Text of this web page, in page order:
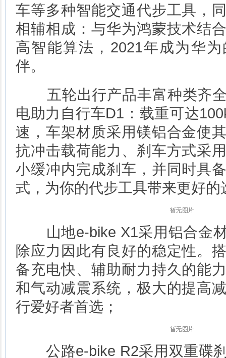
车等多种智能交通代步工具，
相辅相成：与华为鸿蒙技术结
高智能算法，2021年成为华
伴。
五轮出行产品丰富种类齐全
电助力自行车D1：载重可达
速，车架材质采用镁铝合金使
抗冲击载荷能力、刹车方式采
小缓冲内完成刹车，并同时具
式，为你的代步工具带来更好的
山地e-bike X1采用铝合金材
除应力因此有良好的稳定性。
备充电快、辅助耐力持久的能
和气动减震系统，极大的提高
行爱好者首选；
公路e-bike R2采用双重碟刹